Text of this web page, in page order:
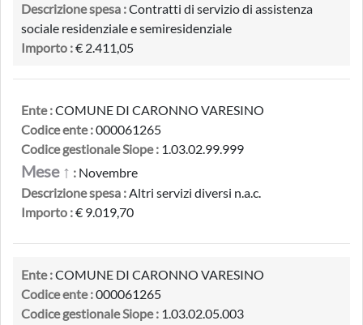
Descrizione spesa :Contratti di servizio di assistenza
sociale residenziale e semiresidenziale
Importo :€ 2.411,05
Ente :COMUNE DI CARONNO VARESINO
Codice ente :000061265
Codice gestionale Siope : 1.03.02.99.999
Mese ↑ : Novembre
Descrizione spesa :Altri servizi diversi n.a.c.
Importo :€ 9.019,70
Ente :COMUNE DI CARONNO VARESINO
Codice ente :000061265
Codice gestionale Siope : 1.03.02.05.003